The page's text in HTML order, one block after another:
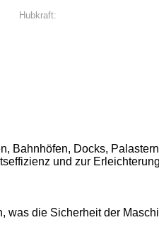
Hubkraft:
Bahnhöfen, Docks,
und zur
die Sicherheit der